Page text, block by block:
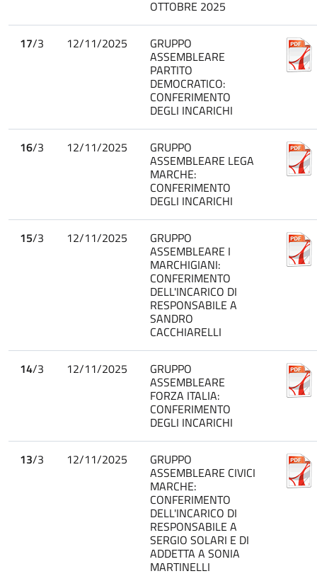
OTTOBRE 2025
17/3 12/11/2025 GRUPPO
ASSEMBLEARE
PARTITO
DEMOCRATICO:
CONFERIMENTO
DEGLI INCARICHI
16/3 12/11/2025 GRUPPO
ASSEMBLEARE LEGA
MARCHE:
CONFERIMENTO
DEGLI INCARICHI
15/3 12/11/2025 GRUPPO
ASSEMBLEARE I
MARCHIGIANI:
CONFERIMENTO
DELL'INCARICO DI
RESPONSABILE A
SANDRO
CACCHIARELLI
14/3 12/11/2025 GRUPPO
ASSEMBLEARE
FORZA ITALIA:
CONFERIMENTO
DEGLI INCARICHI
13/3 12/11/2025 GRUPPO
ASSEMBLEARE CIVICI
MARCHE:
CONFERIMENTO
DELL'INCARICO DI
RESPONSABILE A
SERGIO SOLARI E DI
ADDETTA A SONIA
MARTINELLI